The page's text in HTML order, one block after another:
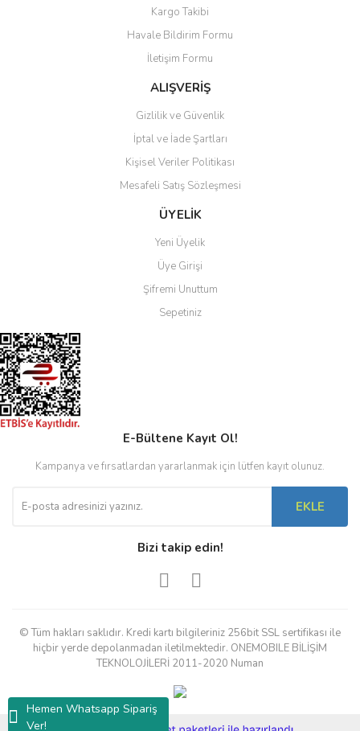
Hemen Whatsapp Sipariş
Ver!
Kargo Takibi
Havale Bildirim Formu
İletişim Formu
ALIŞVERİŞ
Gizlilik ve Güvenlik
İptal ve İade Şartları
Kişisel Veriler Politikası
Mesafeli Satış Sözleşmesi
ÜYELİK
Yeni Üyelik
Üye Girişi
Şifremi Unuttum
Sepetiniz
E-Bültene Kayıt Ol!
Kampanya ve fırsatlardan yararlanmak için lütfen kayıt olunuz.
EKLE
Bizi takip edin!
© Tüm hakları saklıdır. Kredi kartı bilgileriniz 256bit SSL sertifikası ile
hiçbir yerde depolanmadan iletilmektedir. ONEMOBILE BİLİŞİM
TEKNOLOJİLERİ 2011-2020 Numan